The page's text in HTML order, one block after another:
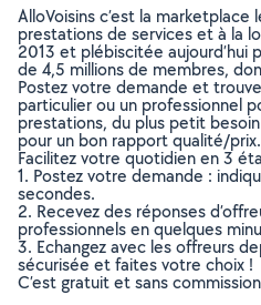
AlloVoisins c’est la marketplace
prestations de services et à la
2013 et plébiscitée aujourd’hui
de 4,5 millions de membres,
Postez votre demande et
particulier ou un professionnel
prestations, du plus petit
pour un bon rapport qualité/prix.
Facilitez votre quotidien en 3
1. Postez votre demande :
secondes.
2. Recevez des réponses
professionnels en quelques
3. Echangez avec les offreurs
sécurisée et faites votre choix !
C’est gratuit et sans